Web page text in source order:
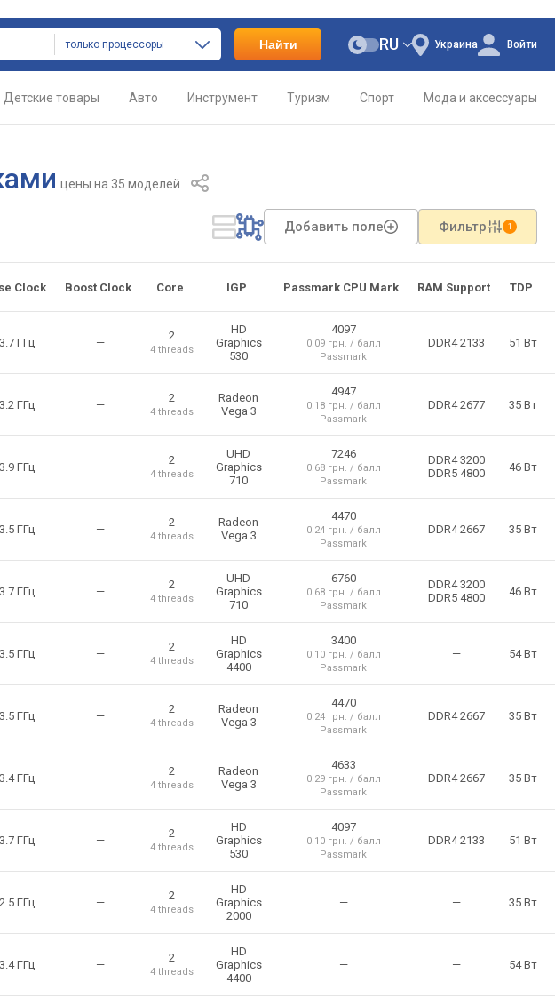
только процессоры Найти Украина
RU Войти
Детские товары Авто Инструмент Туризм Спорт Мода и аксессуары
цены на 35 моделей
Добавить поле Фильтр 1
Clock Boost Clock Core IGP Passmark CPU Mark RAM Support TDP
3.7 ГГц —
2
4 threads
HD
Graphics
530
4097
0.09 грн. / балл
Passmark
DDR4 2133 51 Вт
3.2 ГГц —
2
4 threads
Radeon
Vega 3
4947
0.18 грн. / балл
Passmark
DDR4 2677 35 Вт
3.9 ГГц —
2
4 threads
UHD
Graphics
710
7246
0.68 грн. / балл
Passmark
DDR4 3200
DDR5 4800
46 Вт
3.5 ГГц —
2
4 threads
Radeon
Vega 3
4470
0.24 грн. / балл
Passmark
DDR4 2667 35 Вт
3.7 ГГц —
2
4 threads
UHD
Graphics
710
6760
0.68 грн. / балл
Passmark
DDR4 3200
DDR5 4800
46 Вт
3.5 ГГц —
2
4 threads
HD
Graphics
4400
3400
0.10 грн. / балл
Passmark
— 54 Вт
3.5 ГГц —
2
4 threads
Radeon
Vega 3
4470
0.24 грн. / балл
Passmark
DDR4 2667 35 Вт
3.4 ГГц —
2
4 threads
Radeon
Vega 3
4633
0.29 грн. / балл
Passmark
DDR4 2667 35 Вт
3.7 ГГц —
2
4 threads
HD
Graphics
530
4097
0.10 грн. / балл
Passmark
DDR4 2133 51 Вт
2.5 ГГц —
2
4 threads
HD
Graphics
2000
— — 35 Вт
3.4 ГГц —
2
4 threads
HD
Graphics
4400
— — 54 Вт